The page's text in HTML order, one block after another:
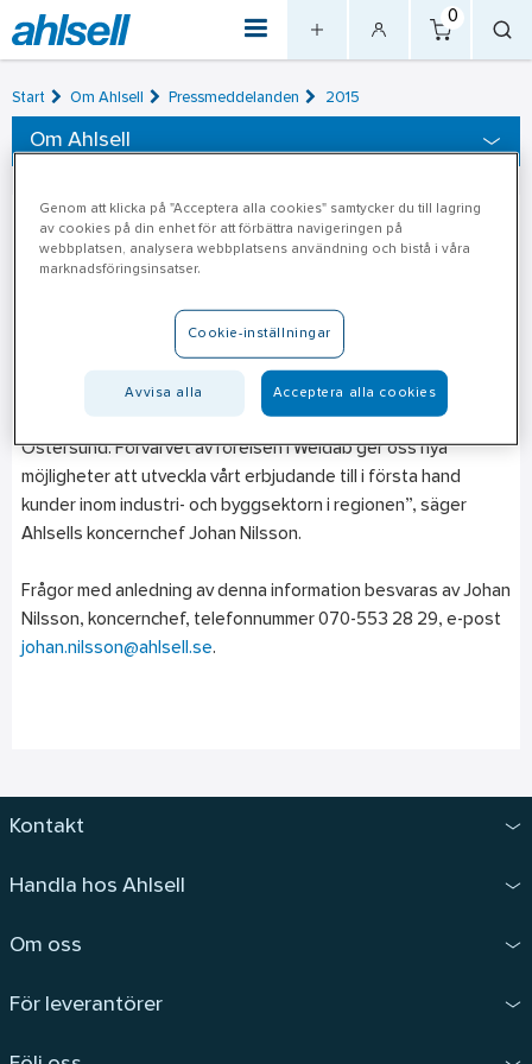
0
Start Om Ahlsell Pressmeddelanden 2015
Om Ahlsell
Ahlsell förvärvar rörelsen
i Weldab Industricenter
Weldab Industricenter är ett lokalt industrihandelsföretag
med etablering i Östersund. Sortiment omfattar verktyg,
svets & slip, maskiner, personlig skyddsutrustning och
förnödenheter. ”Ahlsell har sedan tidigare verksamhet i
Östersund. Förvärvet av rörelsen i Weldab ger oss nya
möjligheter att utveckla vårt erbjudande till i första hand
kunder inom industri- och byggsektorn i regionen”, säger
Ahlsells koncernchef Johan Nilsson.
Frågor med anledning av denna information besvaras av Johan
Nilsson, koncernchef, telefonnummer 070-553 28 29, e-post
johan.nilsson@ahlsell.se.
Kontakt
Handla hos Ahlsell
Om oss
För leverantörer
Genom att klicka på "Acceptera alla cookies" samtycker du till lagring
av cookies på din enhet för att förbättra navigeringen på
webbplatsen, analysera webbplatsens användning och bistå i våra
marknadsföringsinsatser.
Cookie-inställningar
Avvisa alla Acceptera alla cookies